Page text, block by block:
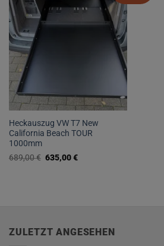
Heckauszug VW T7 New
California Beach TOUR
1000mm
689,00€ Ursprünglicher
Preis
635,00€Aktueller
ZULETZT ANGESEHEN